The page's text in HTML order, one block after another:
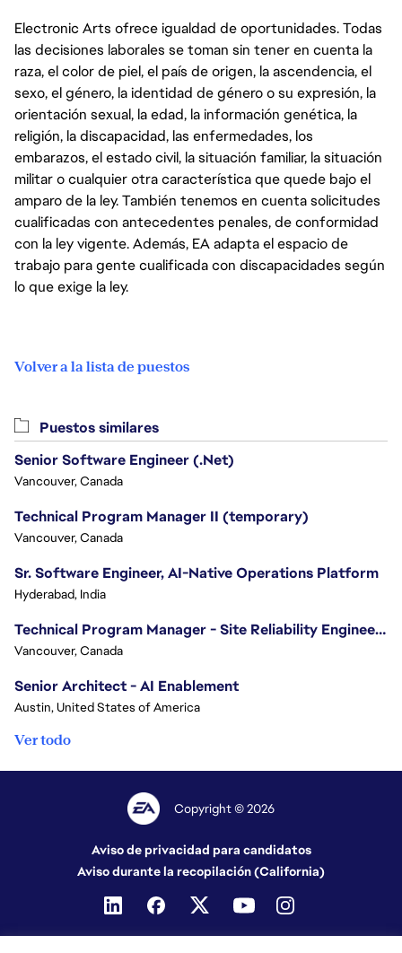
Electronic Arts ofrece igualdad de oportunidades. Todas
las decisiones laborales se toman sin tener en cuenta la
raza, el color de piel, el país de origen, la ascendencia, el
sexo, el género, la identidad de género o su expresión, la
orientación sexual, la edad, la información genética, la
religión, la discapacidad, las enfermedades, los
embarazos, el estado civil, la situación familiar, la situación
militar o cualquier otra característica que quede bajo el
amparo de la ley. También tenemos en cuenta solicitudes
cualificadas con antecedentes penales, de conformidad
con la ley vigente. Además, EA adapta el espacio de
trabajo para gente cualificada con discapacidades según
lo que exige la ley.
Volver a la lista de puestos
Puestos similares
Senior Software Engineer (.Net)
Vancouver, Canada
Technical Program Manager II (temporary)
Vancouver, Canada
Sr. Software Engineer, AI-Native Operations Platform
Hyderabad, India
Technical Program Manager - Site Reliability Engineering (SRE)
Vancouver, Canada
Senior Architect - AI Enablement
Austin, United States of America
Ver todo
Copyright © 2026
Aviso de privacidad para candidatos
Aviso durante la recopilación (California)